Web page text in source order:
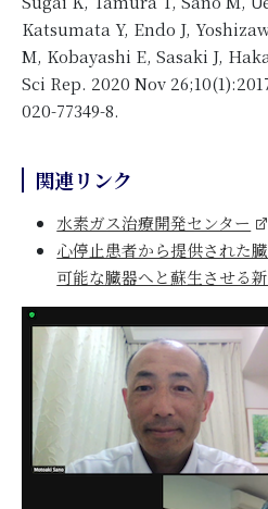
Katsumata Y, Endo J,
M, Kobayashi E, Sasaki J,
Sci Rep. 2020 Nov
020-77349-8.
関連リンク
水素ガス治療開発センター
心停止患者から提供された
可能な臓器へと蘇生させる